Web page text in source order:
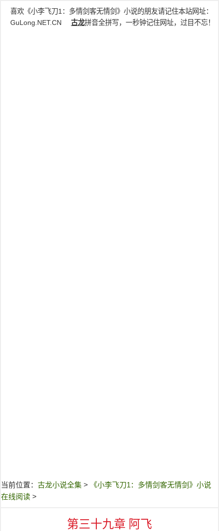
喜欢《小李飞刀1：多情剑客无情剑》小说的朋友请记住本站网址：
GuLong.NET.CN
古龙拼音全拼写，一秒钟记住网址，过目不忘！
当前位置： 古龙小说全集 >
《小李飞刀1：多情剑客无情剑》小说
在线阅读 >
第三十九章 阿飞